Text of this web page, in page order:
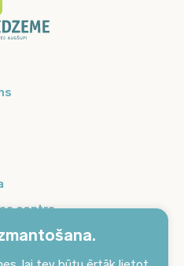
centrs
saņemiet aktuālākos